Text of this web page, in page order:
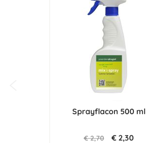
Sprayflacon 500 ml
€ 2,70 € 2,30